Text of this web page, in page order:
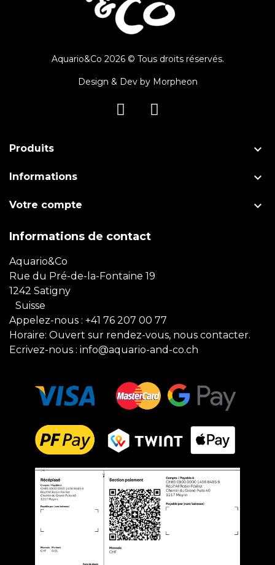
Aquario&Co 2026 © Tous droits réservés.
Design & Dev by Morpheon
Produits 
Informations 
Votre compte 
Informations de contact
Aquario&Co
Rue du Pré-de-la-Fontaine 19
1242 Satigny
Suisse
Appelez-nous : +41 76 207 00 77
Horaire: Ouvert sur rendez-vous, nous contacter.
Ecrivez-nous : info@aquario-and-co.ch